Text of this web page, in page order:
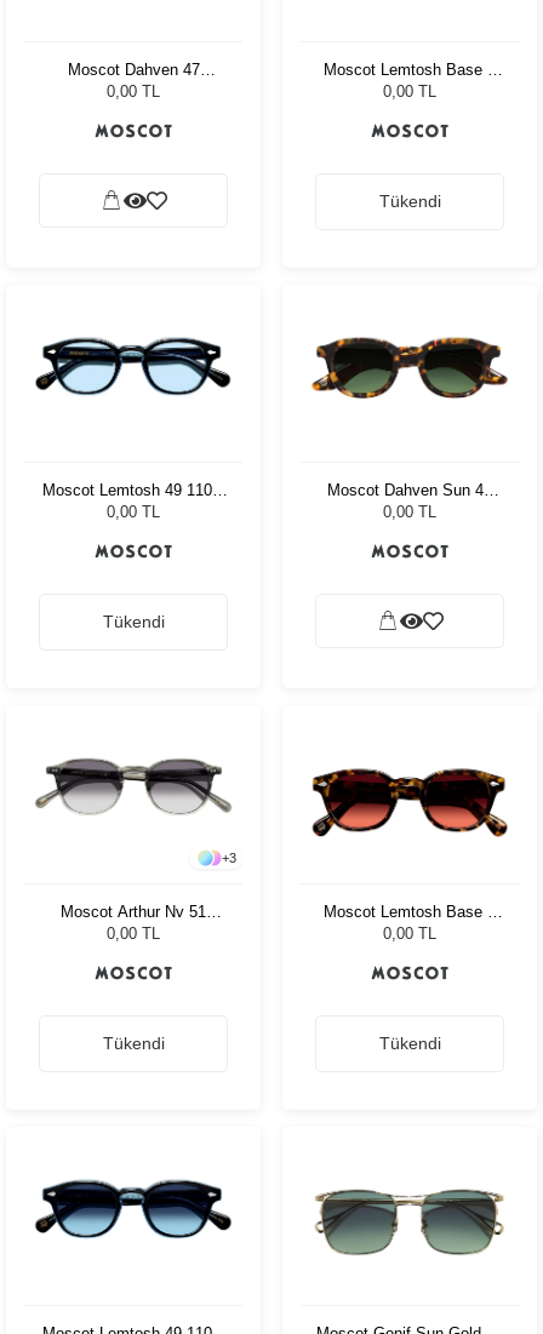
Moscot Dahven 47
Sapphire Celebrity Blue
0,00 TL
Moscot Lemtosh Base 2
Sun 49 Black Ny Rose
0,00 TL
Tükendi
Moscot Lemtosh 49 110 Ii
Blue Bel Air Blue
0,00 TL
Tükendi
Moscot Dahven Sun 47
Tortoise Forest Wood
0,00 TL
+3
Moscot Arthur Nv 51
Charcoal Amr.Grey Fade
0,00 TL
Tükendi
Moscot Lemtosh Base 2
Sun 46 Tort Cabernet
0,00 TL
Tükendi